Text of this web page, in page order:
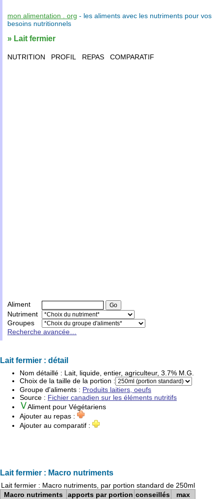
mon alimentation . org - les aliments avec les nutriments pour vos
besoins nutritionnels
» Lait fermier
NUTRITION PROFIL REPAS COMPARATIF
Aliment
Nutriment
Groupes
Recherche avancée…
Lait fermier : détail
Nom détaillé : Lait, liquide, entier, agriculteur, 3.7% M.G.
Choix de la taille de la portion :
Groupe d'aliments : Produits laitiers, oeufs
Source : Fichier canadien sur les éléments nutritifs
Aliment pour Végétariens
Ajouter au repas :
Ajouter au comparatif :
Lait fermier : Macro nutriments
Lait fermier : Macro nutriments, par portion standard de 250ml
Macro nutriments
apports par portion conseillés
max